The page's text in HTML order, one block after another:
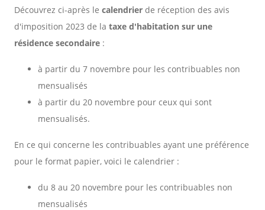
Découvrez ci-après le calendrier de réception des avis
d'imposition 2023 de la taxe d'habitation sur une
résidence secondaire :
à partir du 7 novembre pour les contribuables non
mensualisés
à partir du 20 novembre pour ceux qui sont
mensualisés.
En ce qui concerne les contribuables ayant une préférence
pour le format papier, voici le calendrier :
du 8 au 20 novembre pour les contribuables non
mensualisés